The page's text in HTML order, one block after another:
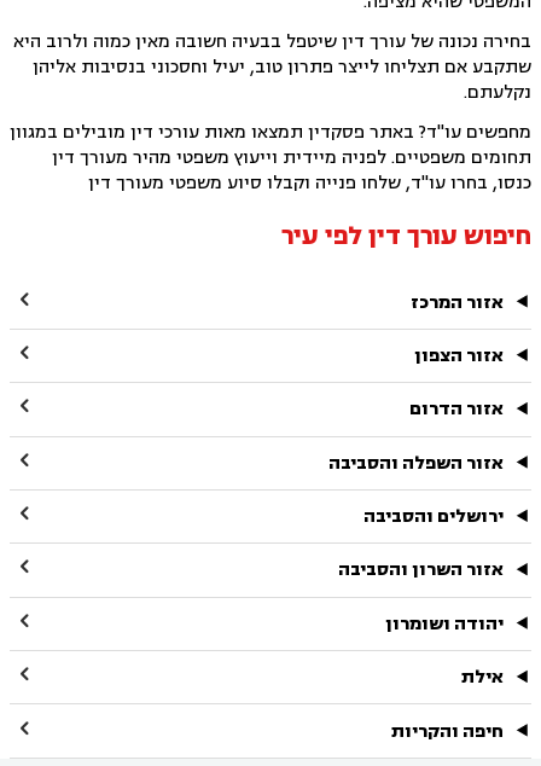
בחירה נכונה של עורך דין שיטפל בבעיה חשובה מאין כמוה ולרוב היא
שתקבע אם תצליחו לייצר פתרון טוב, יעיל וחסכוני בנסיבות אליהן
נקלעתם.
מחפשים עו"ד? באתר פסקדין תמצאו מאות עורכי דין מובילים במגוון
תחומים משפטיים. לפניה מיידית וייעוץ משפטי מהיר מעורך דין
כנסו, בחרו עו"ד, שלחו פנייה וקבלו סיוע משפטי מעורך דין
חיפוש עורך דין לפי עיר
אזור המרכז 
אזור הצפון 
אזור הדרום 
אזור השפלה והסביבה 
ירושלים והסביבה 
אזור השרון והסביבה 
יהודה ושומרון 
אילת 
חיפה והקריות 